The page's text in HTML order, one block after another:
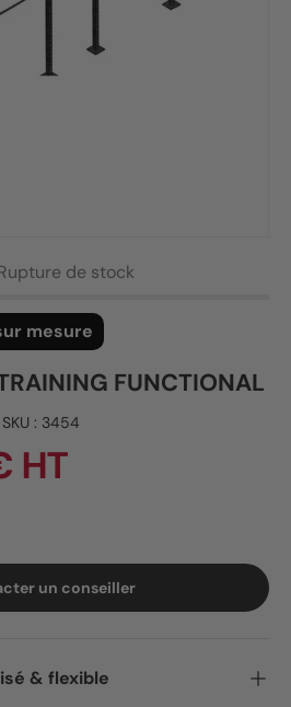
de stock
mesure
FUNCTIONAL
SKU : 3454
HT
un conseiller
& flexible